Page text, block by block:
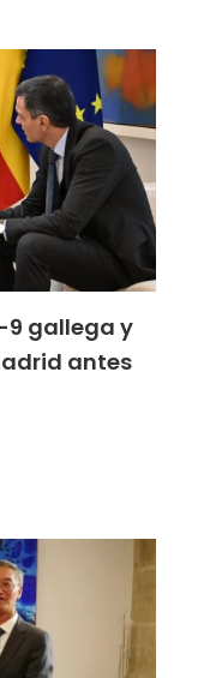
9 gallega y
antes